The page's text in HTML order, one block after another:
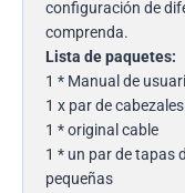
configuración de
comprenda.
Lista de paquetes:
1 * Manual de
1 x par de
1 * original cable
1 * un par de tapas
pequeñas